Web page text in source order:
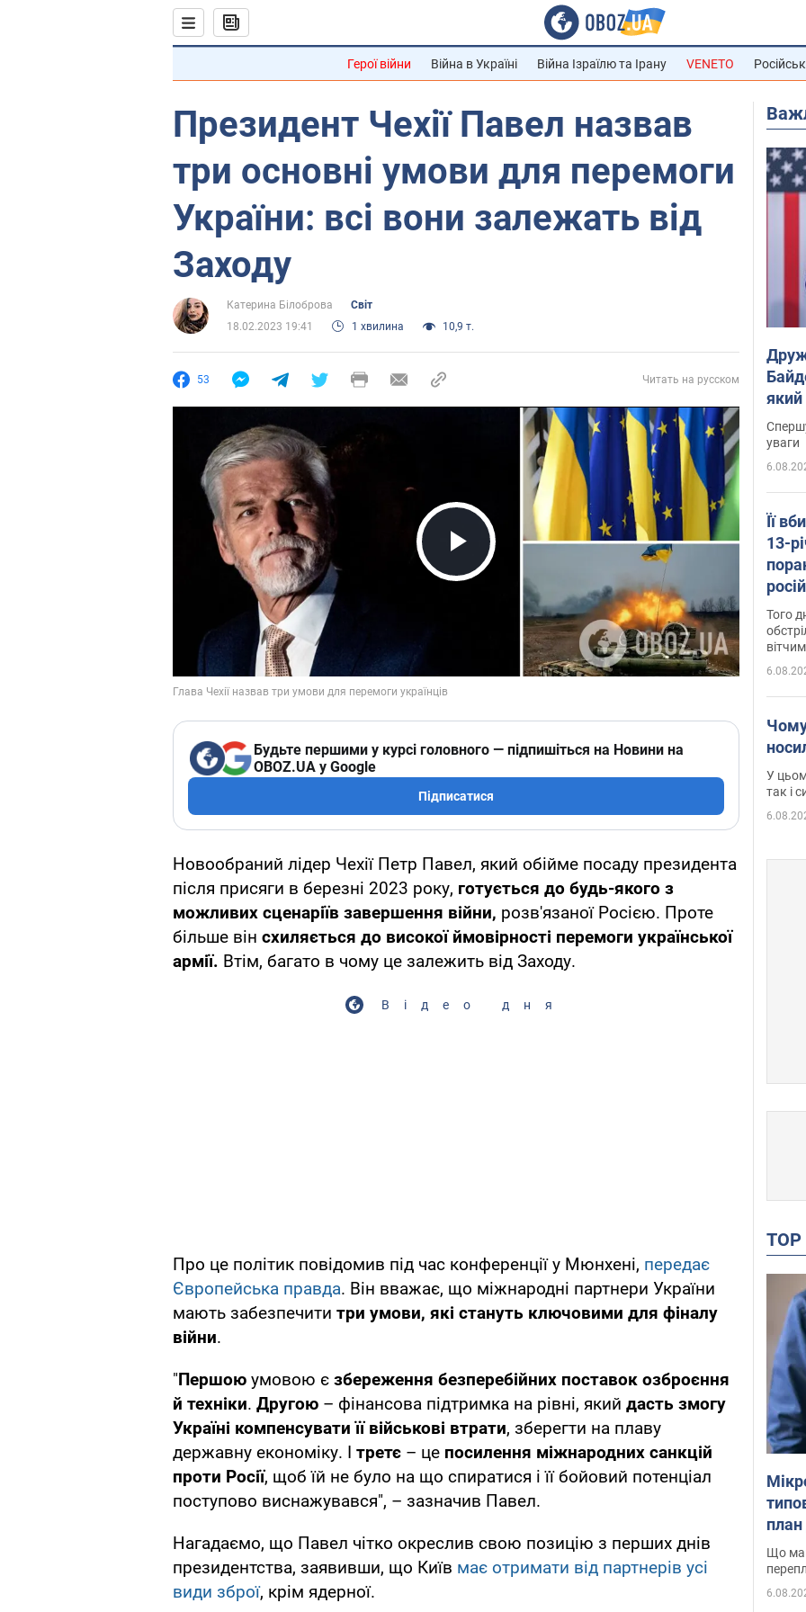
Герої війни Війна в Україні Війна Ізраїлю та Ірану VENETO
Президент Чехії Павел назвав
три основні умови для перемоги
України: всі вони залежать від
Заходу
Катерина Білоброва
Світ
18.02.2023 19:41
1 хвилина 10,9 т.
53 Читать на русском
Play Video
Будьте першими у курсі головного — підпишіться на Новини на
OBOZ.UA у Google
Підписатися
Новообраний лідер Чехії Петр Павел, який обійме посаду президента
після присяги в березні 2023 року, готується до будь-якого з
можливих сценаріїв завершення війни, розв'язаної Росією. Проте
більше він схиляється до високої ймовірності перемоги української
армії. Втім, багато в чому це залежить від Заходу.
Відео дня
Про це політик повідомив під час конференції у Мюнхені, передає
Європейська правда. Він вважає, що міжнародні партнери України
мають забезпечити три умови, які стануть ключовими для фіналу
війни.
"Першою умовою є збереження безперебійних поставок озброєння
й техніки. Другою – фінансова підтримка на рівні, який дасть змогу
Україні компенсувати її військові втрати, зберегти на плаву
державну економіку. І третє – це посилення міжнародних санкцій
проти Росії, щоб їй не було на що спиратися і її бойовий потенціал
поступово виснажувався", – зазначив Павел.
Нагадаємо, що Павел чітко окреслив свою позицію з перших днів
президентства, заявивши, що Київ має отримати від партнерів усі
види зброї, крім ядерної.
який
уваги
Її
13-
Того
У
так і
план
Що